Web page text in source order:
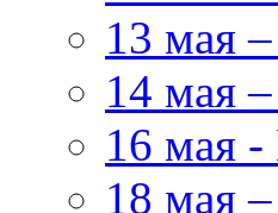
13 мая
14 мая
16 мая -
18 мая